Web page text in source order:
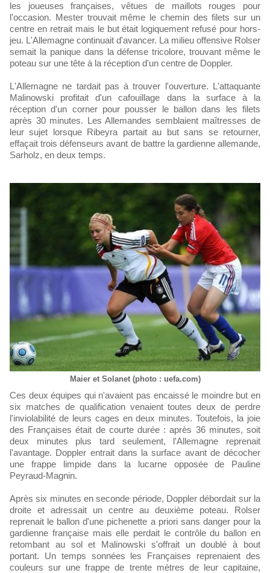
les joueuses françaises, vêtues de maillots rouges pour
l'occasion. Mester trouvait même le chemin des filets sur un
centre en retrait mais le but était logiquement refusé pour hors-
jeu. L'Allemagne continuait d'avancer. La milieu offensive Rolser
semait la panique dans la défense tricolore, trouvant même le
poteau sur une tête à la réception d'un centre de Doppler.
L'Allemagne ne tardait pas à trouver l'ouverture. L'attaquante
Malinowski profitait d'un cafouillage dans la surface à la
réception d'un corner pour pousser le ballon dans les filets
après 30 minutes. Les Allemandes semblaient maîtresses de
leur sujet lorsque Ribeyra partait au but sans se retourner,
effaçait trois défenseurs avant de battre la gardienne allemande,
Sarholz, en deux temps.
Maier et Solanet (photo : uefa.com)
Ces deux équipes qui n'avaient pas encaissé le moindre but en
six matches de qualification venaient toutes deux de perdre
l'inviolabilité de leurs cages en deux minutes. Toutefois, la joie
des Françaises était de courte durée : après 36 minutes, soit
deux minutes plus tard seulement, l'Allemagne reprenait
l'avantage. Doppler entrait dans la surface avant de décocher
une frappe limpide dans la lucarne opposée de Pauline
Peyraud-Magnin.
Après six minutes en seconde période, Doppler débordait sur la
droite et adressait un centre au deuxième poteau. Rolser
reprenait le ballon d'une pichenette a priori sans danger pour la
gardienne française mais elle perdait le contrôle du ballon en
retombant au sol et Malinowski s'offrait un doublé à bout
portant. Un temps sonnées les Françaises reprenaient des
couleurs sur une frappe de trente mètres de leur capitaine,